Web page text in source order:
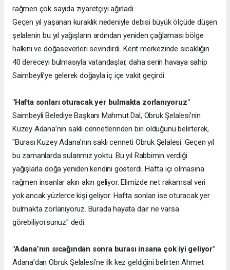
rağmen çok sayıda ziyaretçiyi ağırladı.
Geçen yıl yaşanan kuraklık nedeniyle debisi büyük ölçüde düşen
şelalenin bu yıl yağışların ardından yeniden çağlaması bölge
halkını ve doğaseverleri sevindirdi. Kent merkezinde sıcaklığın
40 dereceyi bulmasıyla vatandaşlar, daha serin havaya sahip
Saimbeyli’ye gelerek doğayla iç içe vakit geçirdi.
"Hafta sonları oturacak yer bulmakta zorlanıyoruz"
Saimbeyli Belediye Başkanı Mahmut Dal, Obruk Şelalesi’nin
Kuzey Adana’nın saklı cennetlerinden biri olduğunu belirterek,
"Burası Kuzey Adana’nın saklı cenneti Obruk Şelalesi. Geçen yıl
bu zamanlarda sularımız yoktu. Bu yıl Rabbimin verdiği
yağışlarla doğa yeniden kendini gösterdi. Hafta içi olmasına
rağmen insanlar akın akın geliyor. Elimizde net rakamsal veri
yok ancak yüzlerce kişi geliyor. Hafta sonları ise oturacak yer
bulmakta zorlanıyoruz. Burada hayata dair ne varsa
görebiliyorsunuz" dedi.
"Adana’nın sıcağından sonra burası insana çok iyi geliyor"
Adana’dan Obruk Şelalesi’ne ilk kez geldiğini belirten Ahmet